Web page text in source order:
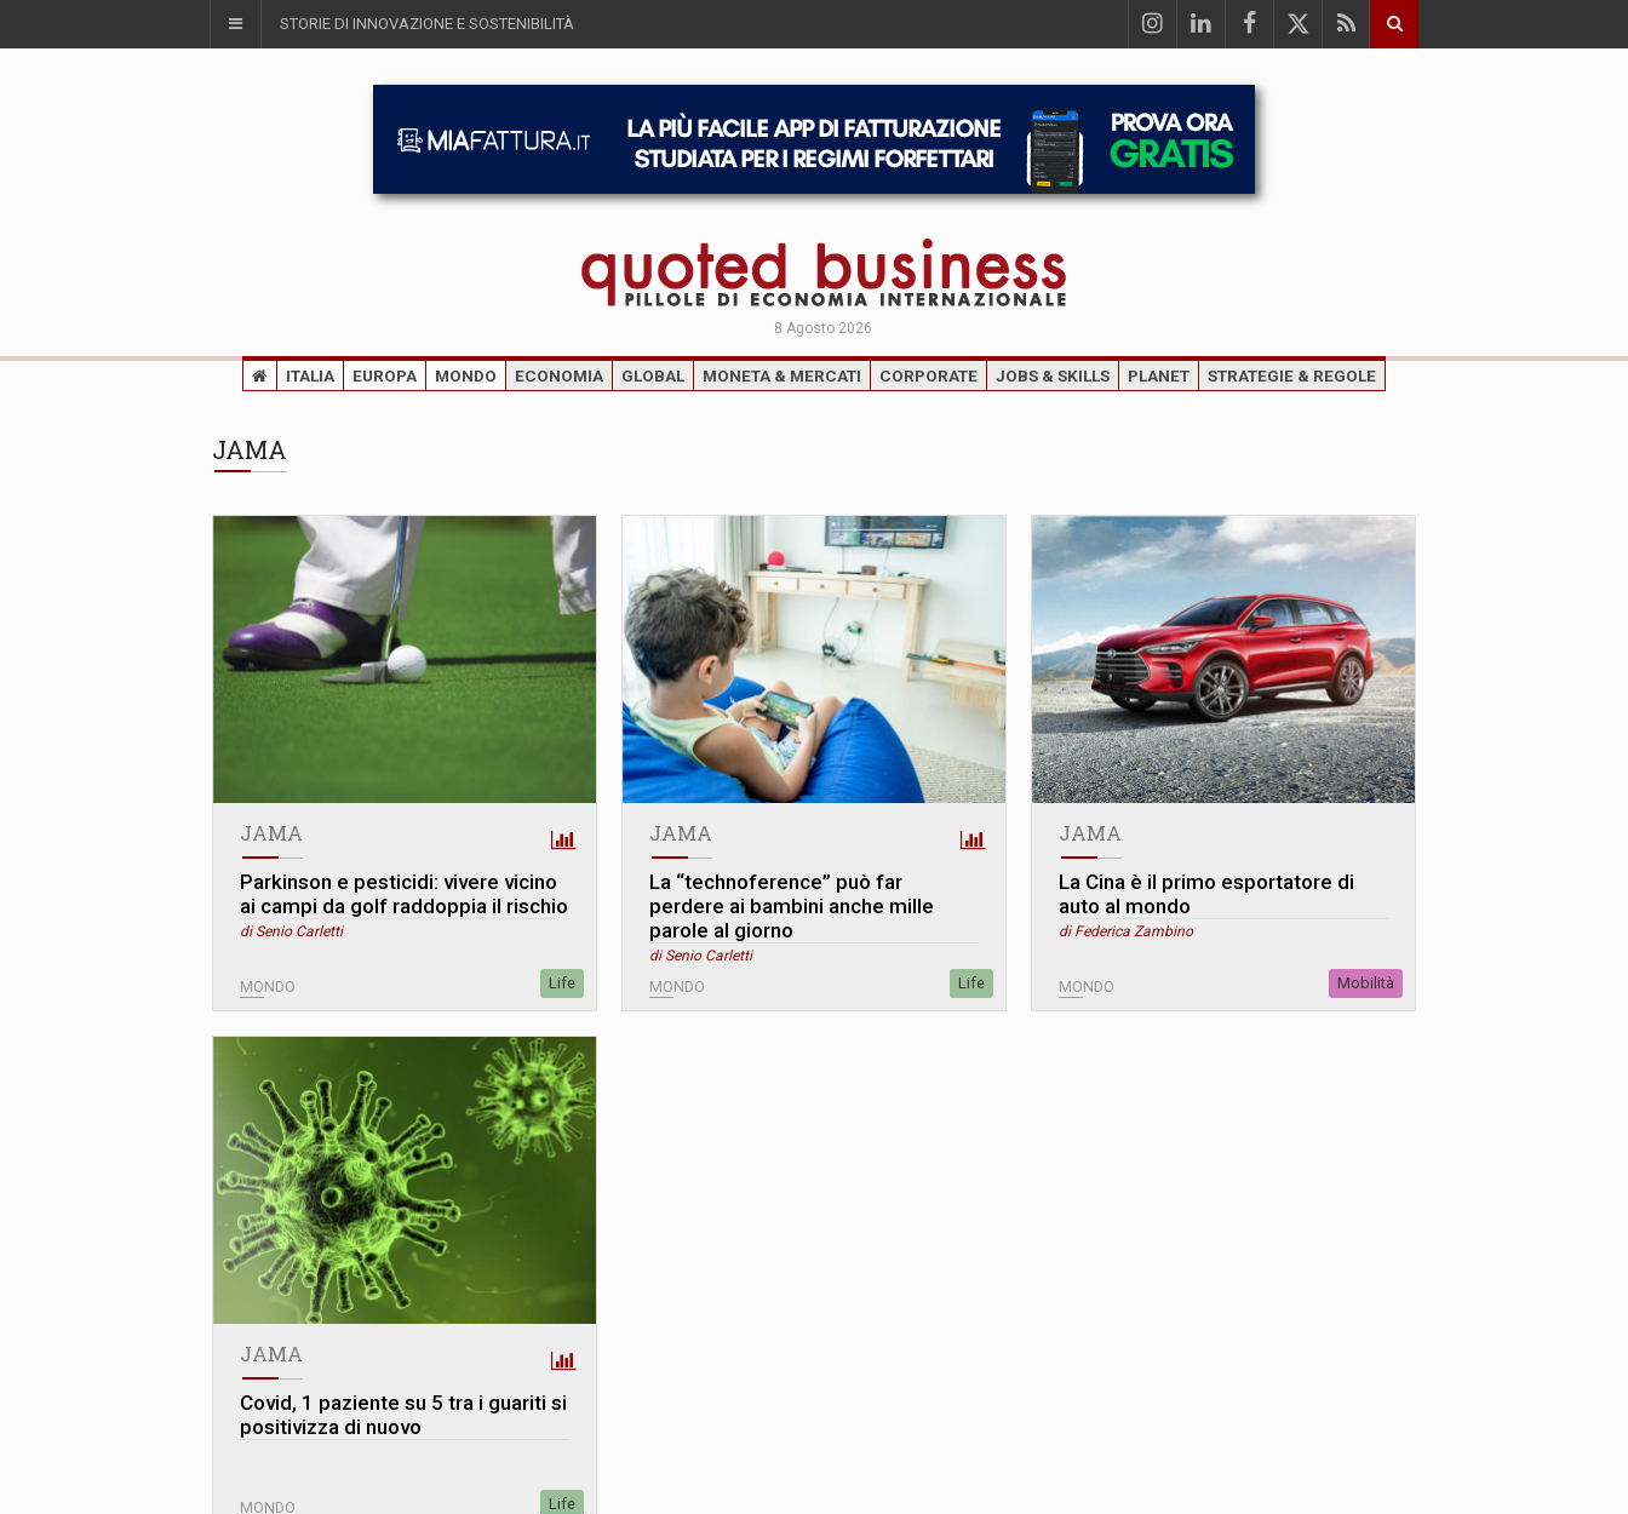
STORIE DI INNOVAZIONE E SOSTENIBILITÀ
8 Agosto 2026
ITALIA EUROPA MONDO ECONOMIA GLOBAL MONETA & MERCATI CORPORATE JOBS & SKILLS PLANET STRATEGIE & REGOLE
JAMA
JAMA
Parkinson e pesticidi: vivere vicino
ai campi da golf raddoppia il rischio
di Senio Carletti
MONDO Life
JAMA
La “technoference” può far
perdere ai bambini anche mille
parole al giorno
di Senio Carletti
MONDO Life
JAMA
La Cina è il primo esportatore di
auto al mondo
di Federica Zambino
MONDO Mobilità
JAMA
Covid, 1 paziente su 5 tra i guariti si
positivizza di nuovo
MONDO Life